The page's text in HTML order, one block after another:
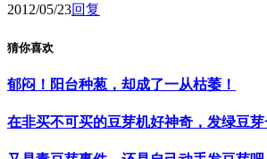
2012/05/23回复
猜你喜欢
郁闷！阳台种葱，却成了一从枯萎！
在非买不可买的豆芽机好神奇，发绿豆